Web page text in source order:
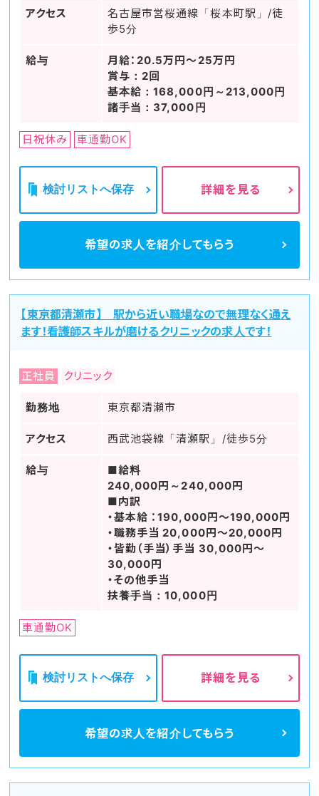
アクセス
名古屋市営桜通線「桜本町駅」/徒
歩5分
給与
月給：20.5万円～25万円
賞与：2回
基本給：168,000円～213,000円
諸手当：37,000円
日祝休み 車通勤OK
検討リストへ保存 詳細を見る
希望の求人を紹介してもらう
【東京都清瀬市】 駅から近い職場なので無理なく通え
ます！看護師スキルが磨けるクリニックの求人です！
正社員 クリニック
勤務地 東京都清瀬市
アクセス 西武池袋線「清瀬駅」/徒歩5分
給与
■給料
240,000円～240,000円
■内訳
・基本給 ：190,000円～190,000円
・職務手当 20,000円～20,000円
・皆勤（手当）手当 30,000円～
30,000円
・その他手当
扶養手当：10,000円
車通勤OK
検討リストへ保存 詳細を見る
希望の求人を紹介してもらう